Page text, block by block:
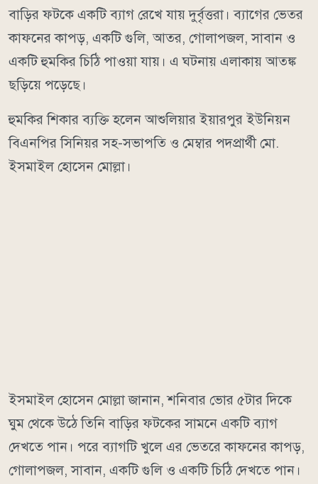
বাড়ির ফটকে একটি ব্যাগ রেখে যায় দুর্বৃত্তরা। ব্যাগের ভেতর
কাফনের কাপড়, একটি গুলি, আতর, গোলাপজল, সাবান ও
একটি হুমকির চিঠি পাওয়া যায়। এ ঘটনায় এলাকায় আতঙ্ক
ছড়িয়ে পড়েছে।
হুমকির শিকার ব্যক্তি হলেন আশুলিয়ার ইয়ারপুর ইউনিয়ন
বিএনপির সিনিয়র সহ-সভাপতি ও মেম্বার পদপ্রার্থী মো.
ইসমাইল হোসেন মোল্লা।
ইসমাইল হোসেন মোল্লা জানান, শনিবার ভোর ৫টার দিকে
ঘুম থেকে উঠে তিনি বাড়ির ফটকের সামনে একটি ব্যাগ
দেখতে পান। পরে ব্যাগটি খুলে এর ভেতরে কাফনের কাপড়,
গোলাপজল, সাবান, একটি গুলি ও একটি চিঠি দেখতে পান।